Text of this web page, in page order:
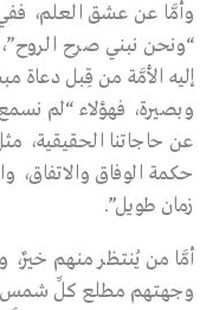
وأمَّا عن عشق العلم،
“ونحن نبني صرح
إليه الأمَّة من قِبل دعاة
وبصيرة، فهؤلاء “لم
عن حاجاتنا الحقيقية،
حكمة الوفاق والاتفاق،
زمان طويل”.
أمَّا من يُنتظر منهم
وجهتهم مطلع كلِّ شمس،